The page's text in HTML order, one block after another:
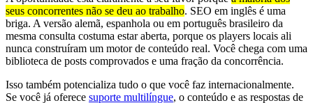
seus concorrentes não se deu ao trabalho. SEO em inglês é uma
briga. A versão alemã, espanhola ou em português brasileiro da
mesma consulta costuma estar aberta, porque os players locais ali
nunca construíram um motor de conteúdo real. Você chega com uma
biblioteca de posts comprovados e uma fração da concorrência.
Isso também potencializa tudo o que você faz internacionalmente.
Se você já oferece suporte multilíngue, o conteúdo e as respostas de